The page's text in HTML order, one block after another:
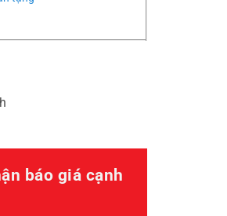
báo giá cạnh